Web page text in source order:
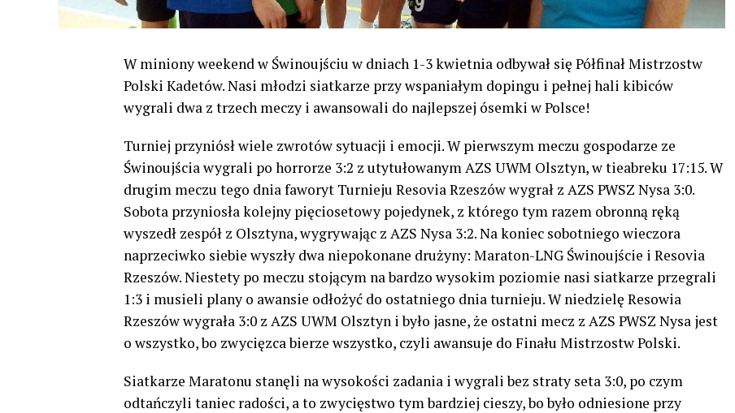
W miniony weekend w Świnoujściu w dniach 1-3 kwietnia odbywał się Półfinał Mistrzostw
Polski Kadetów. Nasi młodzi siatkarze przy wspaniałym dopingu i pełnej hali kibiców
wygrali dwa z trzech meczy i awansowali do najlepszej ósemki w Polsce!
Turniej przyniósł wiele zwrotów sytuacji i emocji. W pierwszym meczu gospodarze ze
Świnoujścia wygrali po horrorze 3:2 z utytułowanym AZS UWM Olsztyn, w tieabreku 17:15. W
drugim meczu tego dnia faworyt Turnieju Resovia Rzeszów wygrał z AZS PWSZ Nysa 3:0.
Sobota przyniosła kolejny pięciosetowy pojedynek, z którego tym razem obronną ręką
wyszedł zespół z Olsztyna, wygrywając z AZS Nysa 3:2. Na koniec sobotniego wieczora
naprzeciwko siebie wyszły dwa niepokonane drużyny: Maraton-LNG Świnoujście i Resovia
Rzeszów. Niestety po meczu stojącym na bardzo wysokim poziomie nasi siatkarze przegrali
1:3 i musieli plany o awansie odłożyć do ostatniego dnia turnieju. W niedzielę Resowia
Rzeszów wygrała 3:0 z AZS UWM Olsztyn i było jasne, że ostatni mecz z AZS PWSZ Nysa jest
o wszystko, bo zwycięzca bierze wszystko, czyli awansuje do Finału Mistrzostw Polski.
Siatkarze Maratonu stanęli na wysokości zadania i wygrali bez straty seta 3:0, po czym
odtańczyli taniec radości, a to zwycięstwo tym bardziej cieszy, bo było odniesione przy